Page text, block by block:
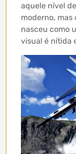
aquele nível
moderno, mas
nasceu como
visual é nítida